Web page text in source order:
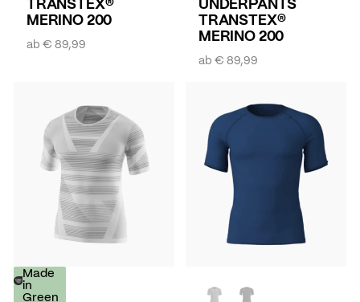
MERINO 200
ab€ 89,99
TRANSTEX®
MERINO 200
ab€ 89,99
Made
in
Green